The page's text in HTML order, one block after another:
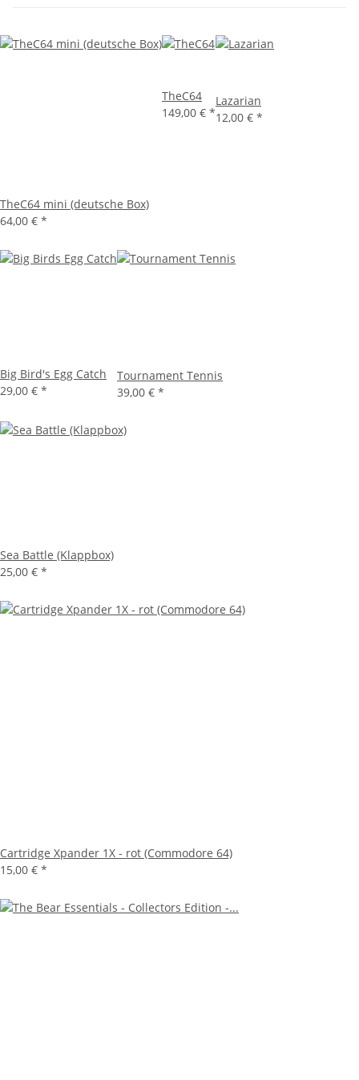
TheC64 mini (deutsche Box)
64,00 € *
TheC64
149,00 € *
Lazarian
12,00 € *
Big Bird's Egg Catch
29,00 € *
Tournament Tennis
39,00 € *
Sea Battle (Klappbox)
25,00 € *
Cartridge Xpander 1X - rot (Commodore 64)
15,00 € *